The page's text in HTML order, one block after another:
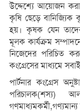
উদ্দেশ্যে আয়োজন
কৃষি ছেড়ে বানিজ্যিক
হয়। কৃষক যেন
মূলক কার্যক্রম
নিজেদের পরিচিত
কংগ্রেসের মাধ্যমে
পার্টনার কংগ্রেস
পরিচালক(শস্য)